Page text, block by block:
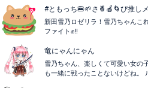
#ともっち🍔🌱さ🍍🍎🌀ぴ推し
新田雪乃ロゼリラ！雪乃ちゃんこ
ファイト✊‼️
竜にゃんにゃん
雪乃ちゃん、楽しくて可愛い女の
も一緒に戦ったことないけどね。